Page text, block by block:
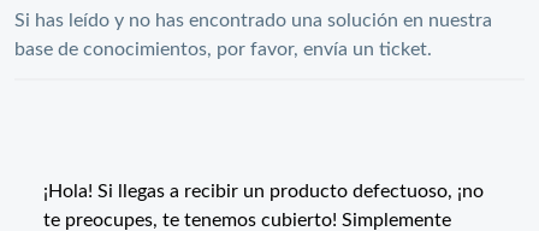
Si has leído y no has encontrado una solución en nuestra
base de conocimientos, por favor, envía un ticket.
¡Hola! Si llegas a recibir un producto defectuoso, ¡no
te preocupes, te tenemos cubierto! Simplemente